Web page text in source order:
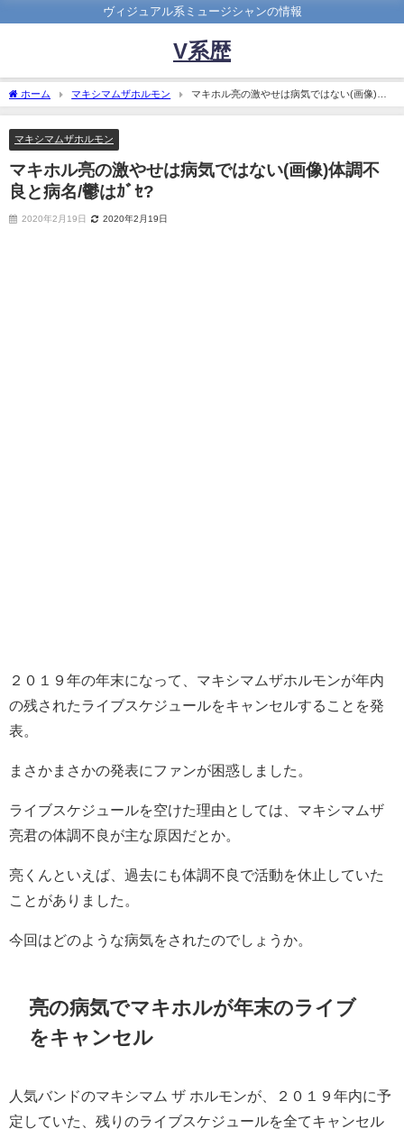
ヴィジュアル系ミュージシャンの情報
V系歴
ホーム マキシマムザホルモン
マキホル亮の激やせは病気ではない(画像)体
調不良と病名/鬱はｶﾞｾ?
マキシマムザホルモン
マキホル亮の激やせは病気ではない(画像)体調不
良と病名/鬱はｶﾞｾ?
2020年2月19日 2020年2月19日
２０１９年の年末になって、マキシマムザホルモンが年内
の残されたライブスケジュールをキャンセルすることを発
表。
まさかまさかの発表にファンが困惑しました。
ライブスケジュールを空けた理由としては、マキシマムザ
亮君の体調不良が主な原因だとか。
亮くんといえば、過去にも体調不良で活動を休止していた
ことがありました。
今回はどのような病気をされたのでしょうか。
亮の病気でマキホルが年末のライブ
をキャンセル
人気バンドのマキシマム ザ ホルモンが、２０１９年内に予
定していた、残りのライブスケジュールを全てキャンセル